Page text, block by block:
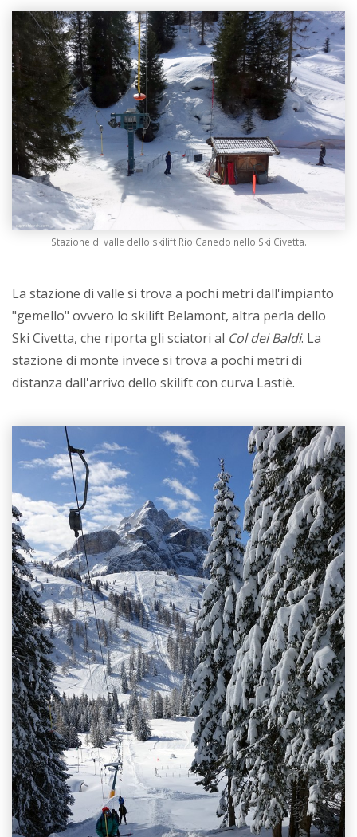
Stazione di valle dello skilift Rio Canedo nello Ski Civetta.
La stazione di valle si trova a pochi metri dall'impianto
"gemello" ovvero lo skilift Belamont, altra perla dello
Ski Civetta, che riporta gli sciatori al Col dei Baldi. La
stazione di monte invece si trova a pochi metri di
distanza dall'arrivo dello skilift con curva Lastiè.